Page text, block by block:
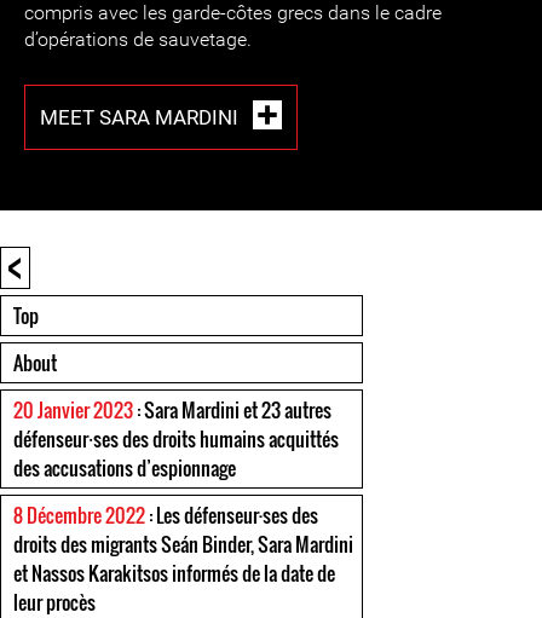
compris avec les garde-côtes grecs dans le cadre
d’opérations de sauvetage.
MEET SARA MARDINI
<
Top
About
20 Janvier 2023: Sara Mardini et 23 autres
défenseur⸱ses des droits humains acquittés
des accusations d’espionnage
8 Décembre 2022: Les défenseur·ses des
droits des migrants Seán Binder, Sara Mardini
et Nassos Karakitsos informés de la date de
leur procès